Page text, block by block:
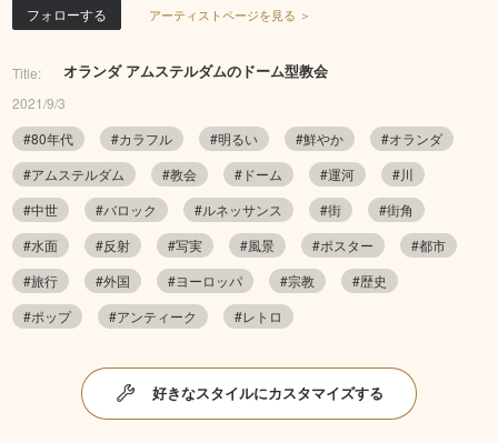
フォローする アーティストページを見る ＞
Title: オランダ アムステルダムのドーム型教会
2021/9/3
#80年代
#カラフル #明るい #鮮やか
#オランダ
#アムステルダム
#教会 #ドーム #運河
#川
#中世
#バロック #ルネッサンス #街
#街角
#水面
#反射 #写実 #風景 #ポスター
#都市
#旅行
#外国 #ヨーロッパ #宗教
#歴史
#ポップ
#アンティーク #レトロ
好きなスタイルにカスタマイズする